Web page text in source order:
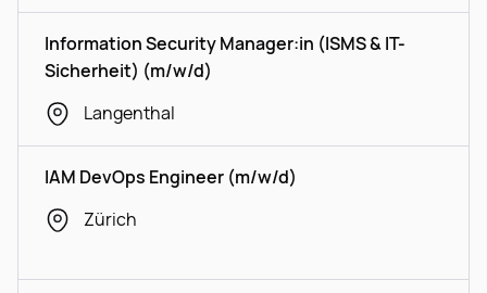
Information Security Manager:in (ISMS & IT-
Sicherheit) (m/w/d)
Langenthal
IAM DevOps Engineer (m/w/d)
Zürich